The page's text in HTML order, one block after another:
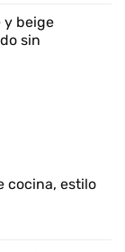
y beige
sin
cocina, estilo